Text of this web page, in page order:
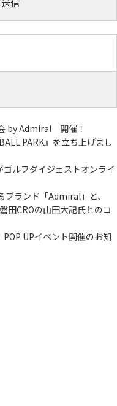
by Admiral 開催！
PARK』を立ち上げまし
ルフダイジェストオンライ
ランド「Admiral」と、
田CROの山田大記氏とのコ
UPイベント開催のお知